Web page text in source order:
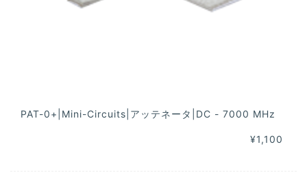
PAT-0+|Mini-Circuits|アッテネータ|DC - 7000 MHz
¥1,100